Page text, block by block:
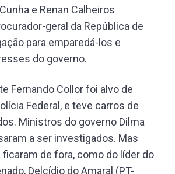
e Renan Calheiros
geral da República de
para emparedá-los e
do governo.
Fernando Collor foi alvo de
Federal, e teve carros de
Ministros do governo Dilma
a ser investigados. Mas
de fora, como do líder do
Delcídio do Amaral (PT-